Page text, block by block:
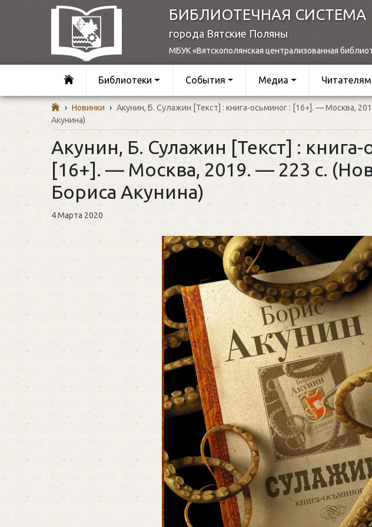
БИБЛИОТЕЧНАЯ СИСТЕМА
города Вятские Поляны
МБУК «Вятскополянская централизованная
Библиотеки События Медиа Читателям
› Новинки › Акунин, Б. Сулажин [Текст] : книга-осьминог : [16+]. — Москва,
Акунина)
Акунин, Б. Сулажин [Текст] : книга-
[16+]. — Москва, 2019. — 223 с.
Бориса Акунина)
4 Марта 2020